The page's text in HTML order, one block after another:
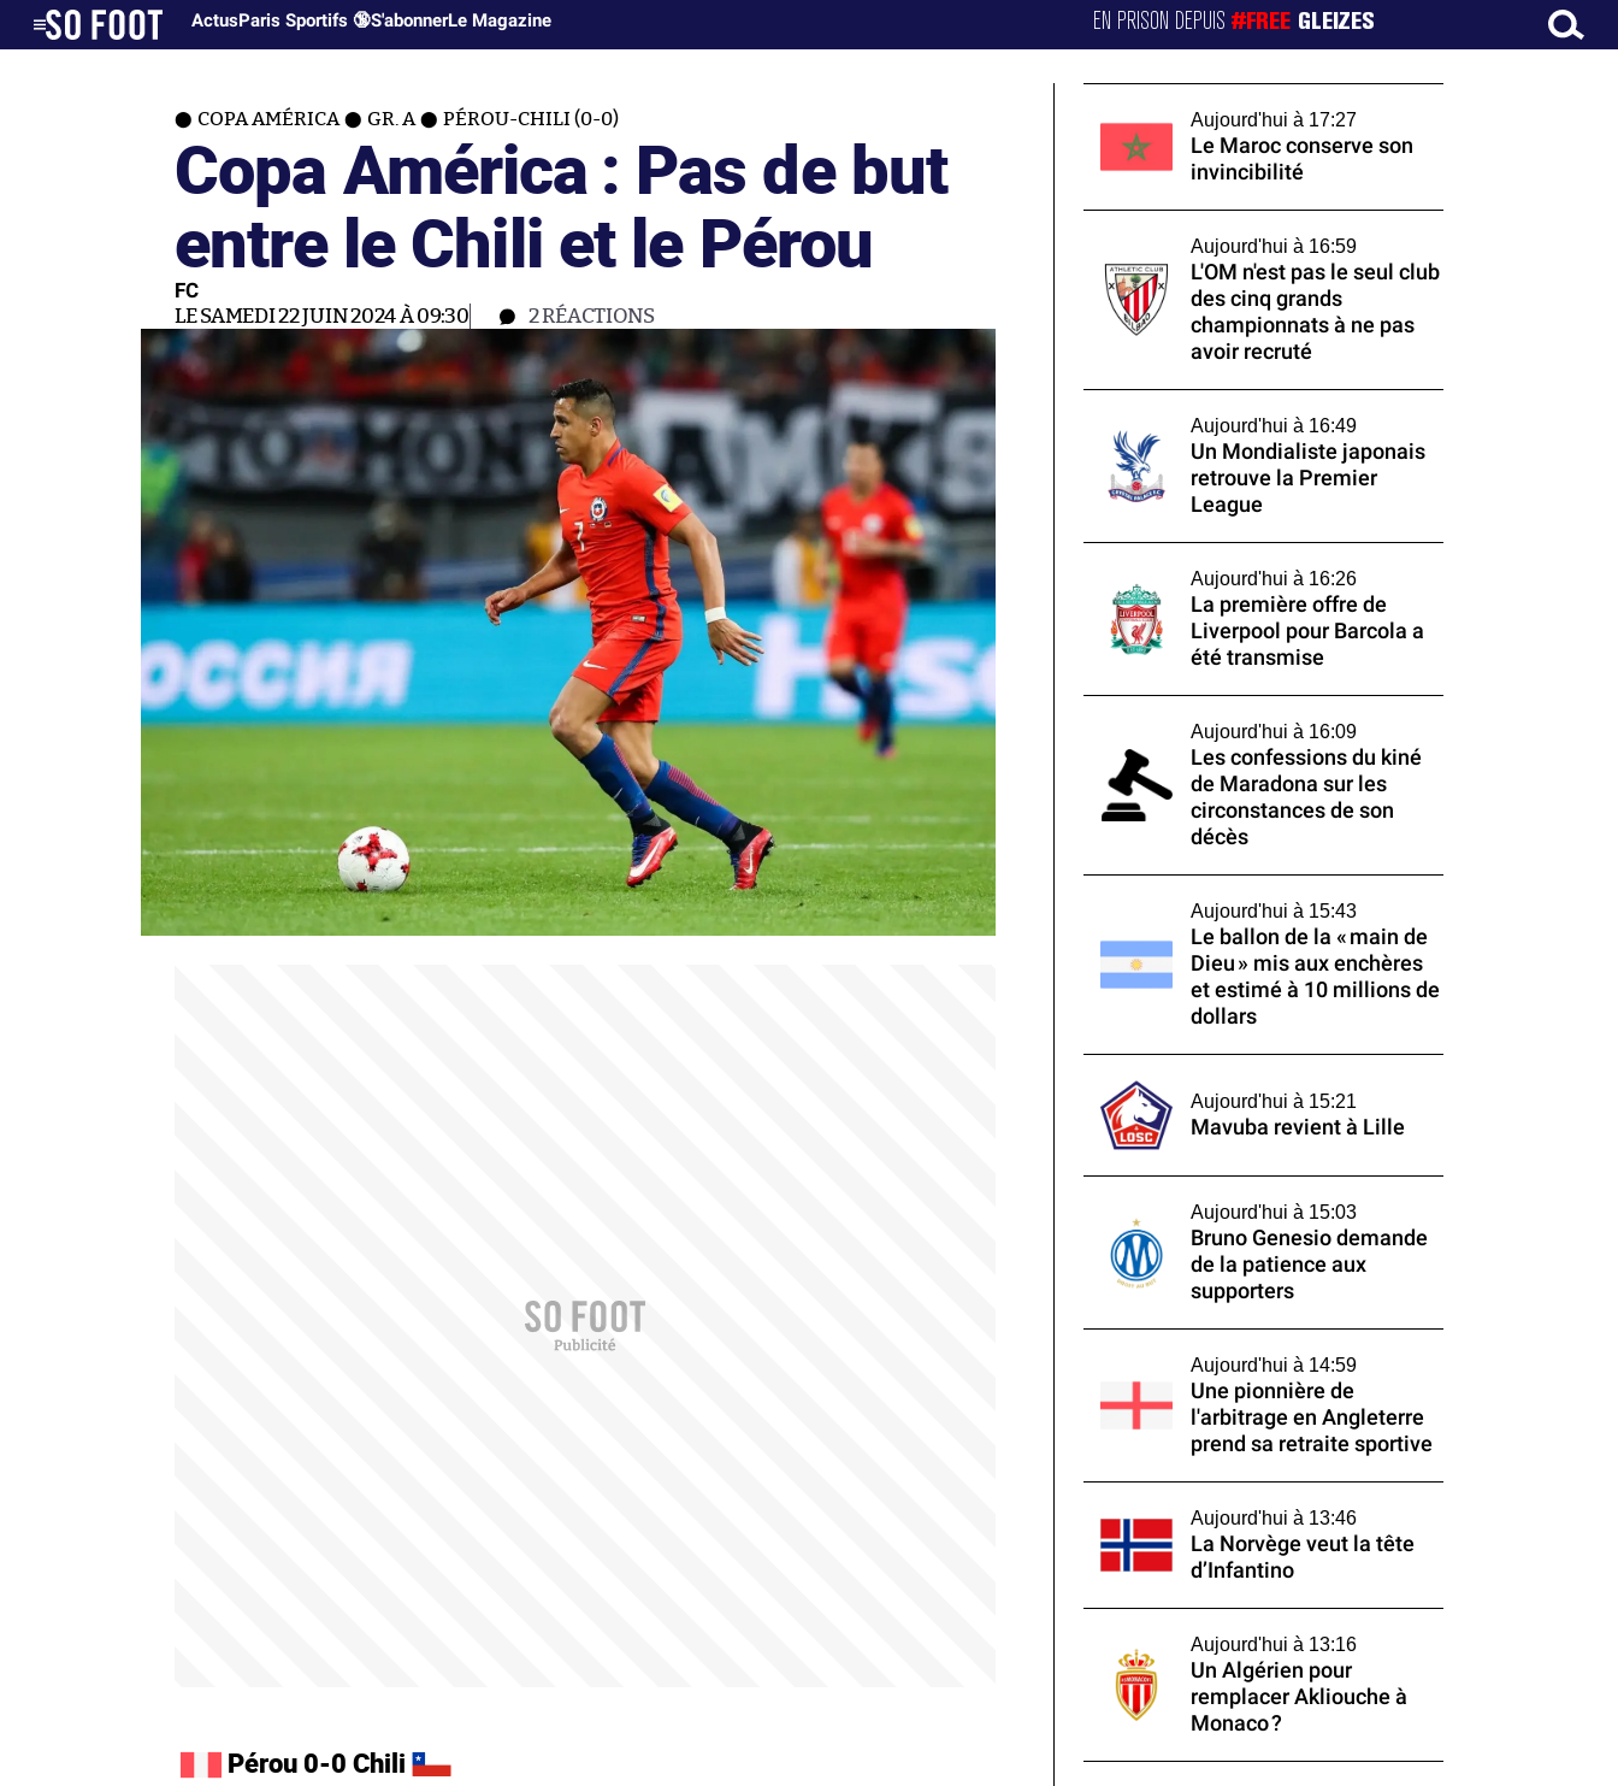
ActusParis Sportifs 🔞S'abonnerLe Magazine EN PRISON DEPUIS#FREE GLEIZES
COPA AMÉRICA GR. A PÉROU-CHILI (0-0)
Copa América : Pas de but
entre le Chili et le Pérou
FC
LE SAMEDI 22 JUIN 2024 À 09:30 2RÉACTIONS
Pérou 0-0 Chili
Aujourd'hui à 17:27
Le Maroc conserve son
invincibilité
Aujourd'hui à 16:59
L'OM n'est pas le seul club
des cinq grands
championnats à ne pas
avoir recruté
Aujourd'hui à 16:49
Un Mondialiste japonais
retrouve la Premier
League
Aujourd'hui à 16:26
La première offre de
Liverpool pour Barcola a
été transmise
Aujourd'hui à 16:09
Les confessions du kiné
de Maradona sur les
circonstances de son
décès
Aujourd'hui à 15:43
Le ballon de la « main de
Dieu » mis aux enchères
et estimé à 10 millions de
dollars
Aujourd'hui à 15:21
Mavuba revient à Lille
Aujourd'hui à 15:03
Bruno Genesio demande
de la patience aux
supporters
Aujourd'hui à 14:59
Une pionnière de
l'arbitrage en Angleterre
prend sa retraite sportive
Aujourd'hui à 13:46
La Norvège veut la tête
d’Infantino
Aujourd'hui à 13:16
Un Algérien pour
remplacer Akliouche à
Monaco ?